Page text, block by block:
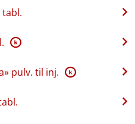
tabl.
K
pulv. til inj. K